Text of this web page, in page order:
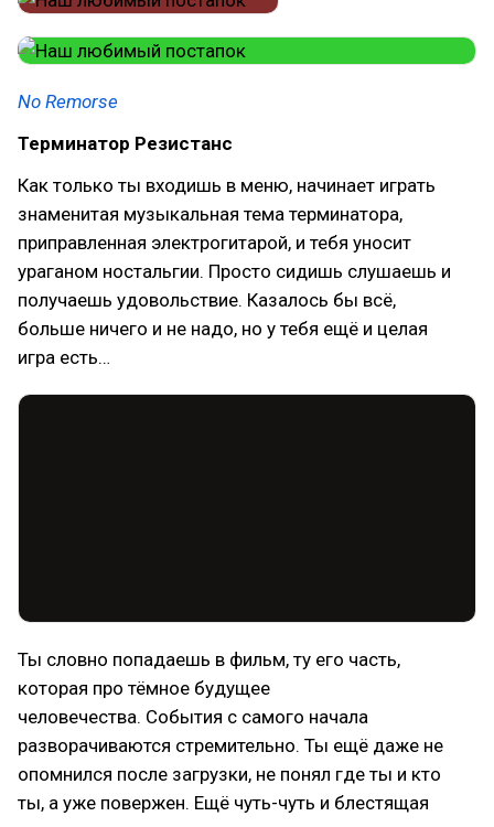
No Remorse
Терминатор Резистанс
Как только ты входишь в меню, начинает играть
знаменитая музыкальная тема терминатора,
приправленная электрогитарой, и тебя уносит
ураганом ностальгии. Просто сидишь слушаешь и
получаешь удовольствие. Казалось бы всё,
больше ничего и не надо, но у тебя ещё и целая
игра есть…
Ты словно попадаешь в фильм, ту его часть,
которая про тёмное будущее
человечества. События с самого начала
разворачиваются стремительно. Ты ещё даже не
опомнился после загрузки, не понял где ты и кто
ты, а уже повержен. Ещё чуть-чуть и блестящая